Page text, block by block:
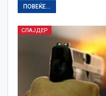
ПОВЕЌЕ...
СЛАЈДЕР